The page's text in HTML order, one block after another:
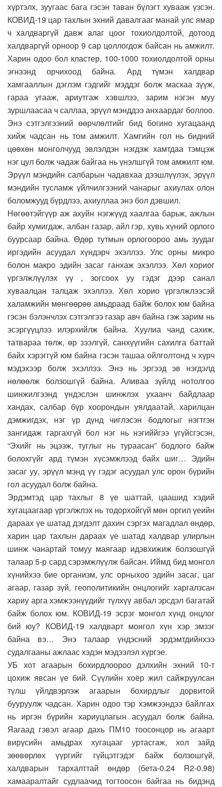
хүртэлх, зуугаас бага гэсэн таван бүлэгт хувааж үзсэн.
КОВИД-19 цар тахлын эхний давалгааг манай улс ямар
ч халдваргүй давж алаг цоог тохиолдолтой, дотоод
халдваргүй орноор 9 сар цоллогдож байсан нь амжилт.
Харин одоо бол кластер, 100-1000 тохиолдолтой орны
эгнээнд орчихоод байна. Ард түмэн халдвар
хамгааллын дэглэм гэдгийг мэддэг болж маскаа зүүж,
гараа угааж, ариутгаж хэвшлээ, зарим нэгэн муу
зуршлаасаа ч саллаа, эрүүл мэнддээ анхаардаг боллоо.
Энэ сэтгэлгээний өөрчлөлтийг бид богино хугацаанд
хийж чадсан нь том амжилт. Хамгийн гол нь бидний
цөөхөн монголчууд эвлэлдэн нэгдэж хамтдаа тэмцэж
нэг цул болж чадаж байгаа нь үнэлшгүй том амжилт юм.
Эрүүл мэндийн салбарын чадавхаа дээшлүүлэх, эрүүл
мэндийн тусламж үйлчилгээний чанарыг ахиулах олон
боломжууд бүрдлээ, ахиуллаа энэ бол дэвшил.
Нөгөөтэйгүүр аж ахуйн нэгжүүд хаалгаа барьж, ажлын
байр хумигдаж, албан газар, айл гэр, хувь хүний орлого
буурсаар байна. Өдөр тутмын орлогоороо амь зуудаг
иргэдийн асуудал хүндэрч эхэллээ. Улс орны микро
болон макро эдийн засаг ганхаж эхэллээ. Хөл хориог
үргэлжлүүлэх үү , зогсоох уу гэдэг дээр санал
хуваалцан талцаж эхэллээ. Хөл хорио үргэлжлээсэй
халамжийн мөнгөөрөө амьдраад байж болох юм байна
гэсэн бэлэнчлэх сэтгэлгээ газар авч байна гэж зарим нь
эсэргүүцлээ илэрхийлж байна. Хуулиа чанд сахиж,
татвараа төлж, өр зээлгүй, санхүүгийн сахилга баттай
байх хэрэггүй юм байна гэсэн ташаа ойлголтонд ч хүрч
мэдэхээр болж эхэллээ. Энэ нь эргээд эв нэгдэлд
нөлөөлж болзошгүй байна. Аливаа зүйлд нотолгоо
шинжилгээнд үндэслэн шинжлэх ухаанч байдлаар
хандах, салбар бүр хоорондын уялдаатай, харилцан
дэмжигдэх, нэг үр дүнд чиглэсэн бодлогыг нэгтгэн
зангидаж гаргахгүй бол нэг нь нэгиййгээ үгүйсгэсэн,
“Эхийг нь эцээж, туглыг нь тураасан” бодлого байж
болохгүйг ард түмэн хүсэмжлээд байх шиг… Эдийн
засаг уу, эрүүл мэнд үү гэдэг асуудал улс орон бүрийн
гол асуудал болж байна.
Эрдэмтэд цар тахлыг 8 үе шаттай, цаашид хэдий
хугацаагаар үргэлжлэх нь тодорхойгүй мөн оргил үеийн
дараах үе шатад дэгдэлт дахин сэргэх магадлал өндөр,
харин цар тахлын дараах үе шатад халдвар улирлын
шинж чанартай томуу маягаар идэвхижиж болзошгүй
талаар 5-р сард сэрэмжлүүлж байсан. Иймд бид монгол
хүнийхээ бие организм, улс орныхоо эдийн засаг, цаг
агаар, газар зүй, геополитикийн онцлогийг харгалзсан
хариу арга хэмжээнүүдийг түлхүү авбал эрсдэл багатай
байж болох юм. КОВИД-19 эсрэг монгол хүнд онцлог
бий юу? КОВИД-19 халдварт монгол хүн хэр эмзэг
байна вэ… Энэ талаар үндэсний эрдэмтдийнхээ
судалгааны ажлаас хэдэн мэдээлэл хүргэе.
УБ хот агаарын бохирдлоороо дэлхийн эхний 10-т
цохиж явсан үе бий. Сүүлийн хоёр жил сайжруулсан
түлш үйлдвэрлэж агаарын бохирдлыг дорвитой
бууруулж чадсан. Харин одоо тэр хэмжээндээ байлгах
нь иргэн бүрийн хариуцлагын асуудал болж байна.
Яагаад гэвэл агаар дахь ПМ10 тоосонцор нь агаарт
вирүсийн амьдрах хугацааг уртасгаж, хол зайд
зөөвөрлөх үүргийг гүйцэтгэдэг байж болзошгүй,
халдварын тархалттай өндөр (бета-0.24 R2-0.98)
хамааралтайг судлаачид тогтоосон байгаа нь бидэнд